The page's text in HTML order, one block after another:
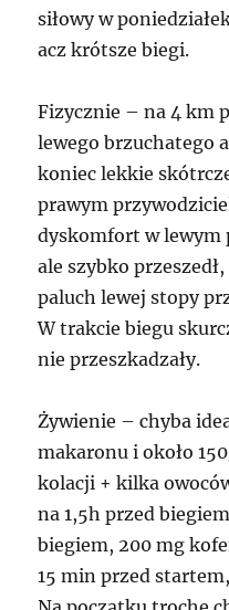
siłowy w
acz krótsze biegi.
Fizycznie – na 4 km
lewego brzuchatego
koniec lekkie
prawym
dyskomfort w lewym
ale szybko
paluch lewej stopy
W trakcie biegu
nie przeszkadzały.
Żywienie – chyba
makaronu i około
kolacji + kilka
na 1,5h przed
biegiem, 200 mg
15 min przed